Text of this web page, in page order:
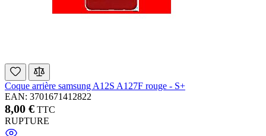
Coque arrière samsung A12S A127F rouge - S+
EAN: 3701671412822
8,00 € TTC
RUPTURE